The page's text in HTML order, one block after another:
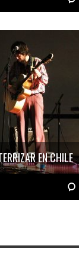
EN CHILE